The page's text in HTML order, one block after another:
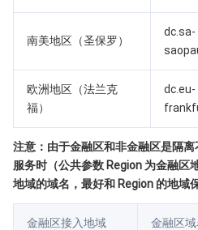
大模型服务平台 TokenHub
消息队列 MQTT 版
消息队列 CMQ 版
消息队列 CMQ
实时互动-教育版
实时互动-工业能源版
游戏多媒体引擎
云联络中心
媒体包装
媒体传输
云直播
云点播
直播录制
媒体处理
媒体处理
应用云渲染
云桌面
视频终端SDK
直播 SDK
短视频 SDK
教育服务
互动白板
医疗服务
南美地区（圣保罗）
dc.sa-
欧洲地区（法兰克
福）
dc.eu-
注意：由于金融区和非金融区是隔
服务时（公共参数 Region 为金融区
地域的域名，最好和 Region 的地域
金融区接入地域 金融区域